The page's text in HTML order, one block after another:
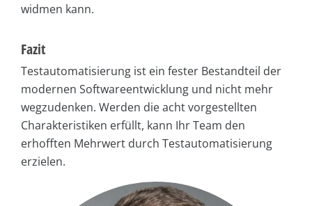
widmen kann.
Fazit
Testautomatisierung ist ein fester Bestandteil der
modernen Softwareentwicklung und nicht mehr
wegzudenken. Werden die acht vorgestellten
Charakteristiken erfüllt, kann Ihr Team den
erhofften Mehrwert durch Testautomatisierung
erzielen.